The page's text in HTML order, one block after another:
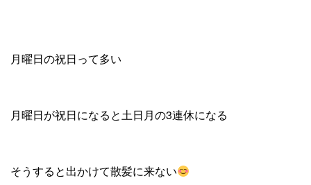
月曜日の祝日って多い
月曜日が祝日になると土日月の3連休になる
そうすると出かけて散髪に来ない